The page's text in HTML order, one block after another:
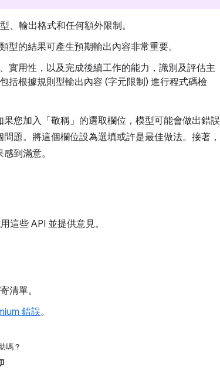
、輸出格式和任何額外限制。
型的結果可產生預期輸出內容非常重要。
實用性，以及完成後續工作的能力，識別及評估主
括根據規則型輸出內容 (字元限制) 進行程式碼檢
您加入「敬稱」 的選取欄位，模型可能會做出錯誤
題。將這個欄位設為選填或許是最佳做法。接著，
到滿意。
這些 API 並提供意見。
清單。
錯誤。
嗎？